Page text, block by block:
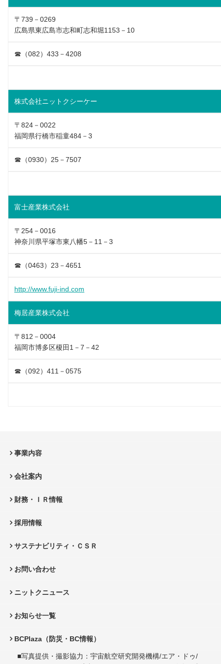
〒739－0269
広島県東広島市志和町志和堀1153－10
☎（082）433－4208
株式会社ニットクシーケー
〒824－0022
福岡県行橋市稲童484－3
☎（0930）25－7507
富士産業株式会社
〒254－0016
神奈川県平塚市東八幡5－11－3
☎（0463）23－4651
http://www.fuji-ind.com
梅居産業株式会社
〒812－0004
福岡市博多区榎田1－7－42
☎（092）411－0575
事業内容
会社案内
財務・ＩＲ情報
採用情報
サステナビリティ・ＣＳＲ
お問い合わせ
ニットクニュース
お知らせ一覧
BCPlaza（防災・BC情報）
■写真提供・撮影協力：宇宙航空研究開発機構/エア・ドゥ/